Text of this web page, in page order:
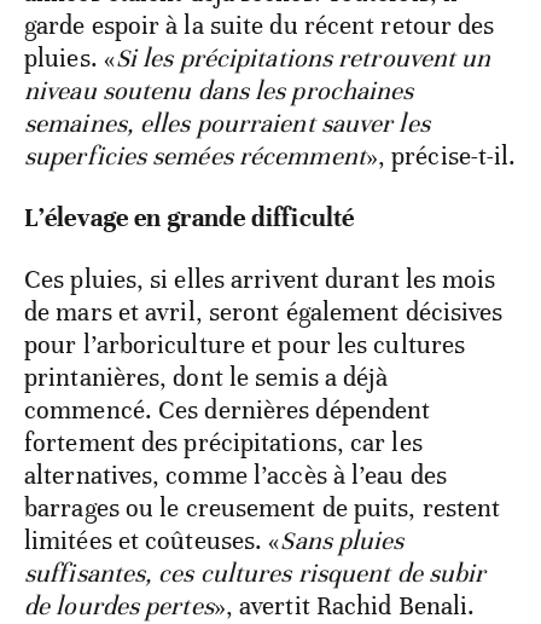
garde espoir à la suite du récent retour des
pluies. «Si les précipitations retrouvent un
niveau soutenu dans les prochaines
semaines, elles pourraient sauver les
superficies semées récemment», précise-t-il.
L’élevage en grande difficulté
Ces pluies, si elles arrivent durant les mois
de mars et avril, seront également décisives
pour l’arboriculture et pour les cultures
printanières, dont le semis a déjà
commencé. Ces dernières dépendent
fortement des précipitations, car les
alternatives, comme l’accès à l’eau des
barrages ou le creusement de puits, restent
limitées et coûteuses. «Sans pluies
suffisantes, ces cultures risquent de subir
de lourdes pertes», avertit Rachid Benali.